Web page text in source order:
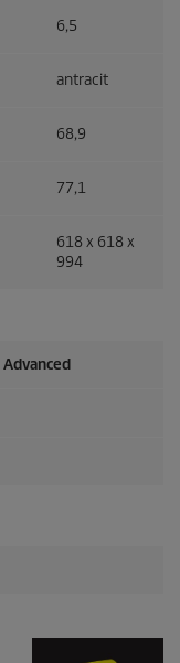
6,5
antracit
68,9
77,1
618 x 618 x
994
Advanced